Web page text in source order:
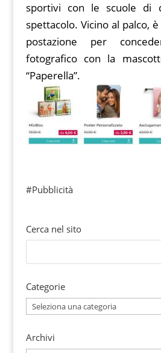
sportivi con le scuole di
spettacolo. Vicino al palco,
postazione per
fotografico con la
“Paperella”.
#Pubblicità
Cerca nel sito
Categorie
Categorie
Archivi